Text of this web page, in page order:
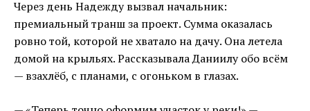
Через день Надежду вызвал начальник:
премиальный транш за проект. Сумма оказалась
ровно той, которой не хватало на дачу. Она летела
домой на крыльях. Рассказывала Даниилу обо всём
— взахлёб, с планами, с огоньком в глазах.